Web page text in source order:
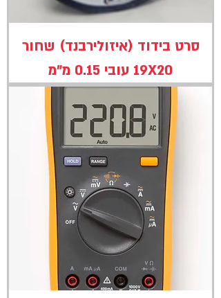
סרט בידוד (איזולירבנד) שחור
19X20 עובי 0.15 מ"מ